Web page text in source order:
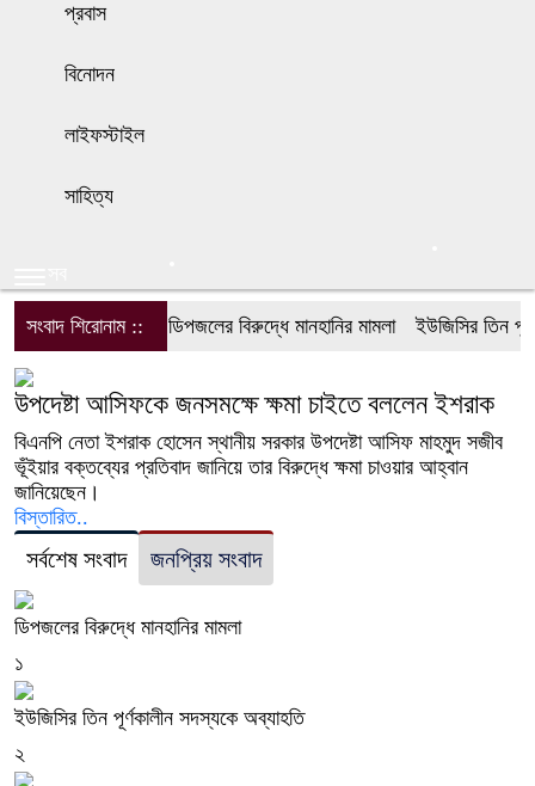
প্রবাস
বিনোদন
লাইফস্টাইল
সাহিত্য
সংবাদ শিরোনাম :: ডিপজলের বিরুদ্ধে মানহানির মামলা ইউজিসির তিন
উপদেষ্টা আসিফকে জনসমক্ষে ক্ষমা চাইতে বললেন ইশরাক
বিএনপি নেতা ইশরাক হোসেন স্থানীয় সরকার উপদেষ্টা আসিফ মাহমুদ সজীব
ভূঁইয়ার বক্তব্যের প্রতিবাদ জানিয়ে তার বিরুদ্ধে ক্ষমা চাওয়ার আহ্বান
জানিয়েছেন।
বিস্তারিত..
সর্বশেষ সংবাদ জনপ্রিয় সংবাদ
ডিপজলের বিরুদ্ধে মানহানির মামলা
১
ইউজিসির তিন পূর্ণকালীন সদস্যকে অব্যাহতি
২